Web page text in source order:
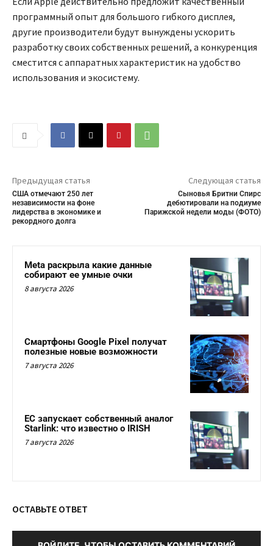
программный опыт для большого гибкого дисплея,
другие производители будут вынуждены ускорить
разработку своих собственных решений, а конкуренция
сместится с аппаратных характеристик на удобство
использования и экосистему.
Предыдущая статья
США отмечают 250 лет
независимости на фоне
лидерства в экономике и
рекордного долга
Следующая статья
Сыновья Бритни Спирс
дебютировали на подиуме
Парижской недели моды (ФОТО)
Meta раскрыла какие данные
собирают ее умные очки
8 августа 2026
Смартфоны Google Pixel получат
полезные новые возможности
7 августа 2026
ЕС запускает собственный аналог
Starlink: что известно о IRISH
7 августа 2026
ОСТАВЬТЕ ОТВЕТ